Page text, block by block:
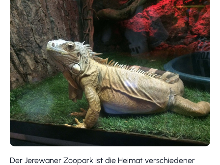
Der Jerewaner Zoopark ist die Heimat verschiedener